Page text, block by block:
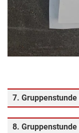
7. Gruppenstunde
8. Gruppenstunde